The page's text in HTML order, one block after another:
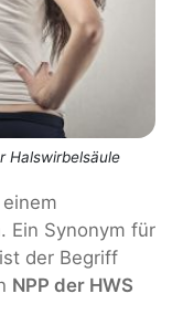
Halswirbelsäule
Ein Synonym für
der Begriff
NPP der HWS